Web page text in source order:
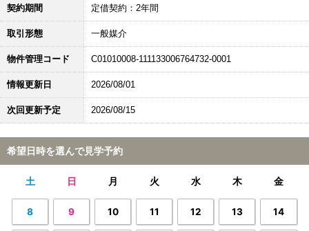
契約期間 定借契約：2年間
取引形態 一般媒介
物件管理コード C01010008-111133006764732-0001
情報更新日 2026/08/01
次回更新予定 2026/08/15
希望日時を選んで見学予約
土 日 月 火 水 木 金
8 9 10 11 12 13 14